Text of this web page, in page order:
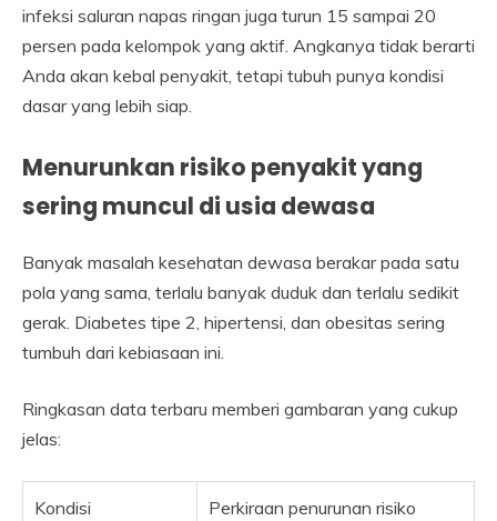
infeksi saluran napas ringan juga turun 15 sampai 20
persen pada kelompok yang aktif. Angkanya tidak berarti
Anda akan kebal penyakit, tetapi tubuh punya kondisi
dasar yang lebih siap.
Menurunkan risiko penyakit yang
sering muncul di usia dewasa
Banyak masalah kesehatan dewasa berakar pada satu
pola yang sama, terlalu banyak duduk dan terlalu sedikit
gerak. Diabetes tipe 2, hipertensi, dan obesitas sering
tumbuh dari kebiasaan ini.
Ringkasan data terbaru memberi gambaran yang cukup
jelas:
Kondisi Perkiraan penurunan risiko